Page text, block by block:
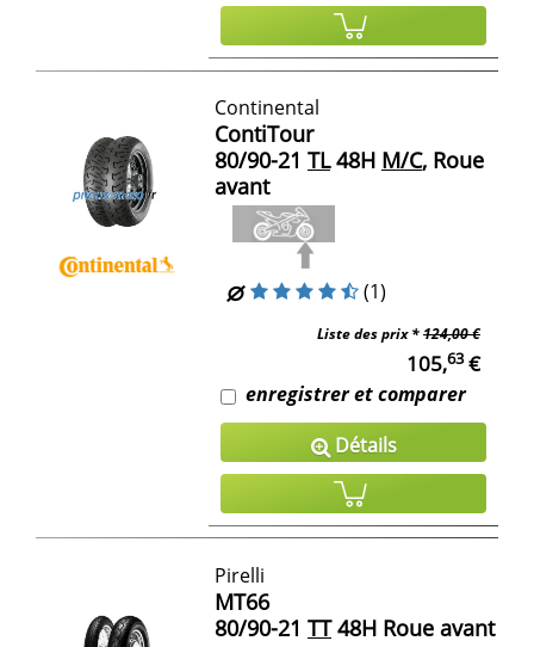
Continental
ContiTour
80/90-21 TL48H M/C, Roue
avant
(1)
Liste des prix *124,00 €
105,63€
enregistrer et comparer
Détails
Pirelli
MT66
80/90-21 TT48H Roue avant